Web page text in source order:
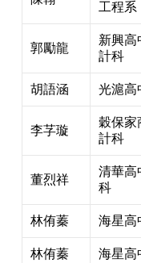
工程系
郭勵龍
新興高
計科
胡語涵 光滬高
李芓璇
穀保家
計科
董烈祥
清華高
科
林侑蓁 海星高
林侑蓁 海星高